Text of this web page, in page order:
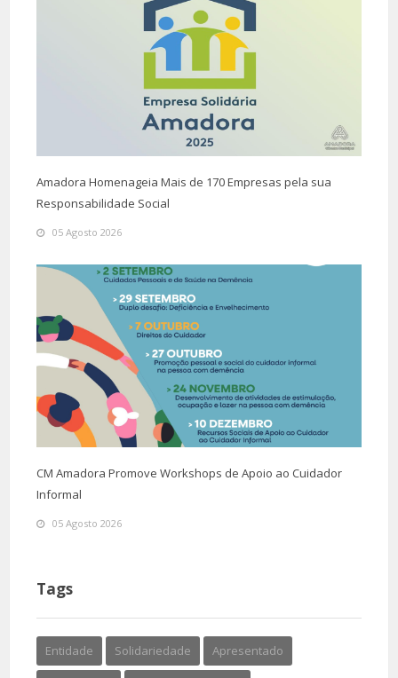
Amadora Homenageia Mais de 170 Empresas pela sua
Responsabilidade Social
05 Agosto 2026
CM Amadora Promove Workshops de Apoio ao Cuidador
Informal
05 Agosto 2026
Tags
Entidade Solidariedade Apresentado